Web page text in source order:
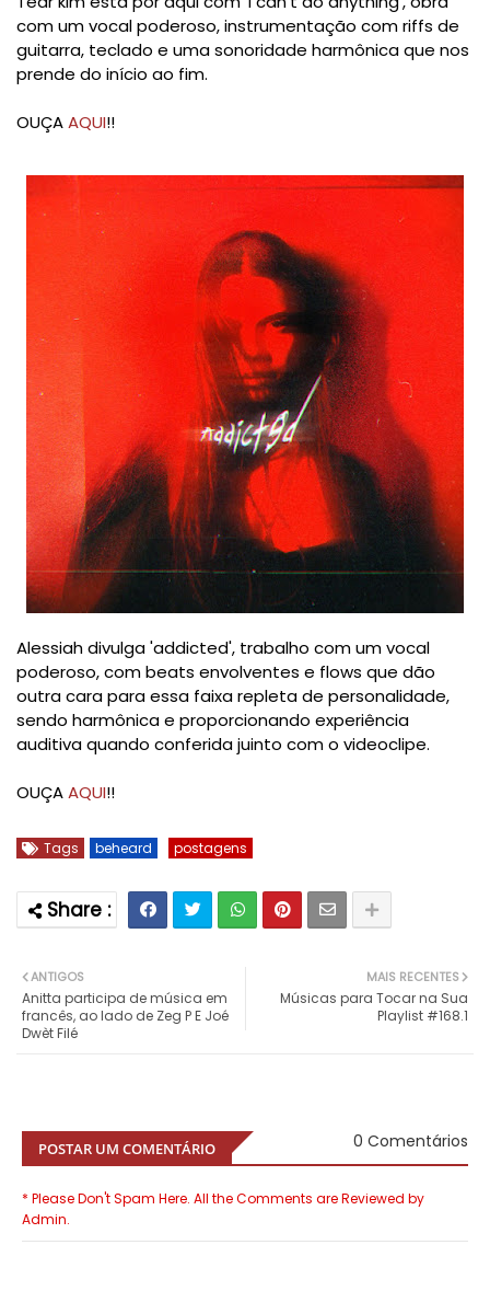
com um vocal poderoso, instrumentação com riffs de
guitarra, teclado e uma sonoridade harmônica que nos
prende do início ao fim.
OUÇAAQUI!!
Alessiah divulga 'addicted', trabalho com um vocal
poderoso, com beats envolventes e flows que dão
outra cara para essa faixa repleta de personalidade,
sendo harmônica e proporcionando experiência
auditiva quando conferida juinto com o videoclipe.
OUÇAAQUI!!
Tags beheard postagens
MAIS RECENTES
Músicas para Tocar na Sua
Playlist #168.1
ANTIGOS
Anitta participa de música em
francês, ao lado de Zeg P E Joé
Dwèt Filé
POSTAR UM COMENTÁRIO 0 Comentários
* Please Don't Spam Here. All the Comments are Reviewed by
Admin.